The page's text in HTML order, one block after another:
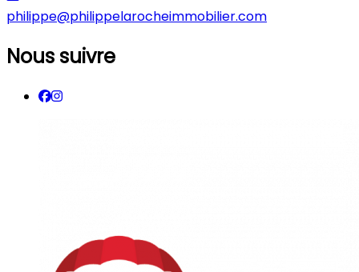
philippe@philippelarocheimmobilier.com
Nous suivre